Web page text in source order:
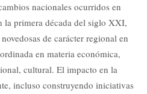
nacionales ocurridos en
la primera década del siglo XXI,
de carácter regional en
en materia económica,
cultural. El impacto en la
incluso construyendo iniciativas